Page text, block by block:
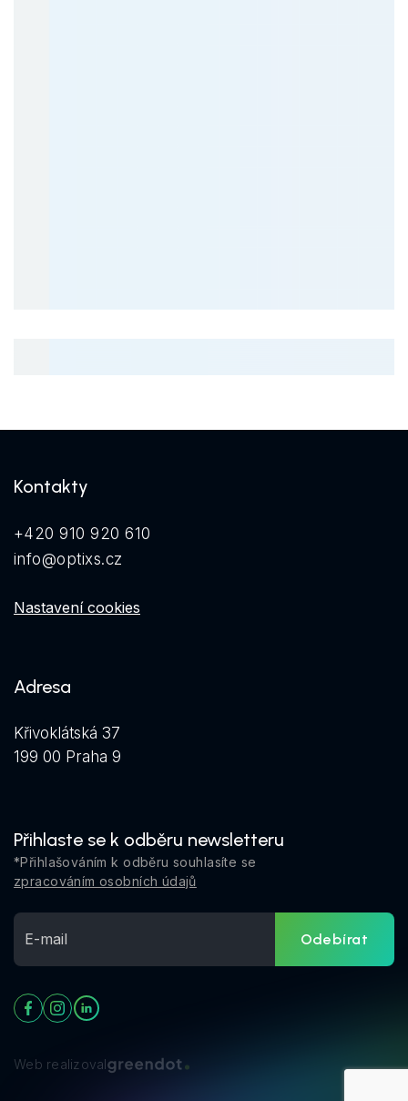
Kontakty
+420 910 920 610
info@optixs.cz
Nastavení cookies
Adresa
Křivoklátská 37
199 00 Praha 9
Přihlaste se k odběru newsletteru
*Přihlašováním k odběru souhlasíte se
zpracováním osobních údajů
Odebírat
Web realizoval